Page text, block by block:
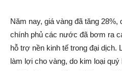
Năm nay, giá vàng đã tăng
chính phủ các nước đã bơm ra
hỗ trợ nền kinh tế trong đại dịch.
làm lợi cho vàng, do kim loại